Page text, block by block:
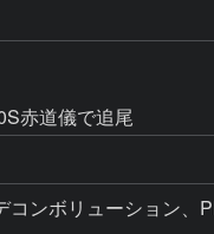
赤道儀で追尾
ンボリューション